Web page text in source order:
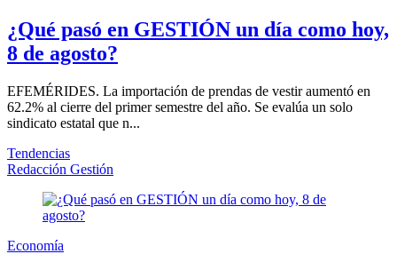
¿Qué pasó en GESTIÓN un día como hoy,
8 de agosto?
EFEMÉRIDES. La importación de prendas de vestir aumentó en
62.2% al cierre del primer semestre del año. Se evalúa un solo
sindicato estatal que n...
Tendencias
Redacción Gestión
Economía